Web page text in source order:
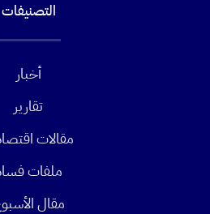
التصنيفات
أخبار
تقارير
مقالات
ملفات
مقال